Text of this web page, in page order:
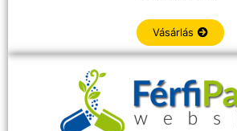
Vásárlás